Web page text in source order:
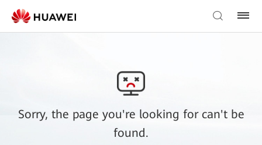
Sorry, the page you're looking for can't be
found.